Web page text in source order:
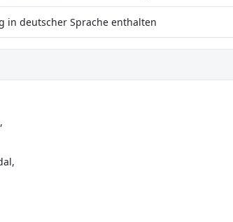
in deutscher Sprache enthalten